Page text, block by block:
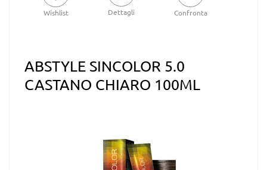
Wishlist Dettagli Confronta
ABSTYLE SINCOLOR 5.0
CASTANO CHIARO 100ML